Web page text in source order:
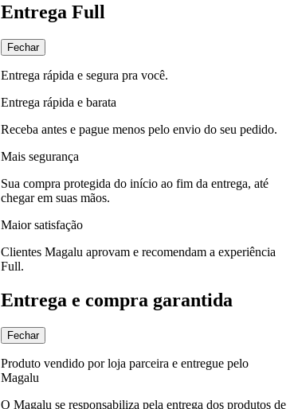
Entrega Full
Fechar
Entrega rápida e segura pra você.
Entrega rápida e barata
Receba antes e pague menos pelo envio do seu pedido.
Mais segurança
Sua compra protegida do início ao fim da entrega, até
chegar em suas mãos.
Maior satisfação
Clientes Magalu aprovam e recomendam a experiência
Full.
Entrega e compra garantida
Fechar
Produto vendido por loja parceira e entregue pelo
Magalu
O Magalu se responsabiliza pela entrega dos produtos de